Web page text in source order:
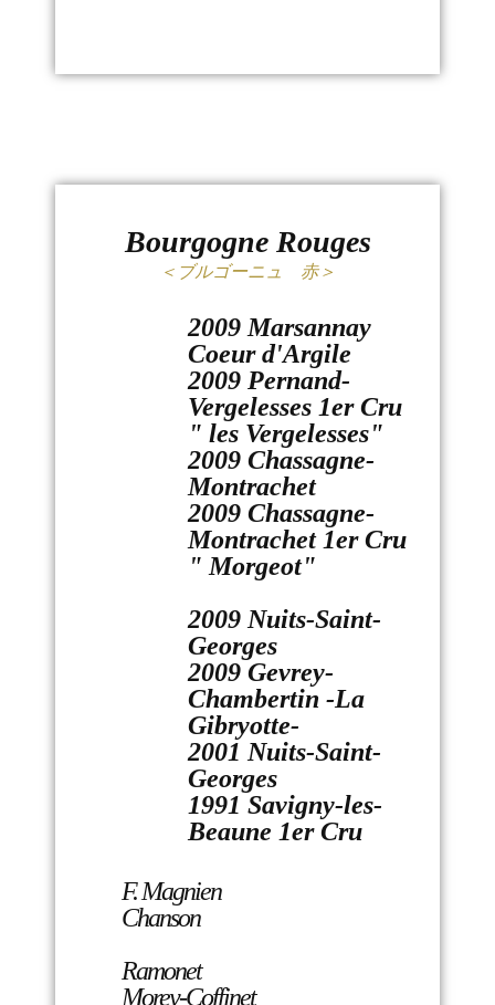
Bourgogne Rouges
＜ブルゴーニュ 赤＞
2009 Marsannay
Coeur d'Argile
2009 Pernand-
Vergelesses 1er Cru
" les Vergelesses"
2009 Chassagne-
Montrachet
2009 Chassagne-
Montrachet 1er Cru
" Morgeot"
2009 Nuits-Saint-
Georges
2009 Gevrey-
Chambertin -La
Gibryotte-
2001 Nuits-Saint-
Georges
1991 Savigny-les-
Beaune 1er Cru
F. Magnien
Chanson
Ramonet
Morey-Coffinet